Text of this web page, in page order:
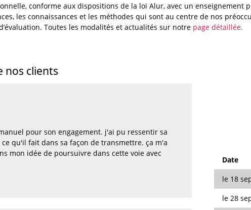
conforme aux dispositions de la loi Alur, avec un enseignement
les connaissances et les méthodes qui sont au centre de nos
Toutes les modalités et actualités sur notre page détaillée.
nos clients
pour son engagement. j'ai pu ressentir sa
qu'il fait dans sa façon de transmettre. ça m'a
mon idée de poursuivre dans cette voie avec
Date
le 18
le 28